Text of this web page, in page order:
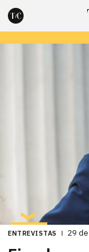
Escribe lo que deseas y
ENTREVISTAS 29